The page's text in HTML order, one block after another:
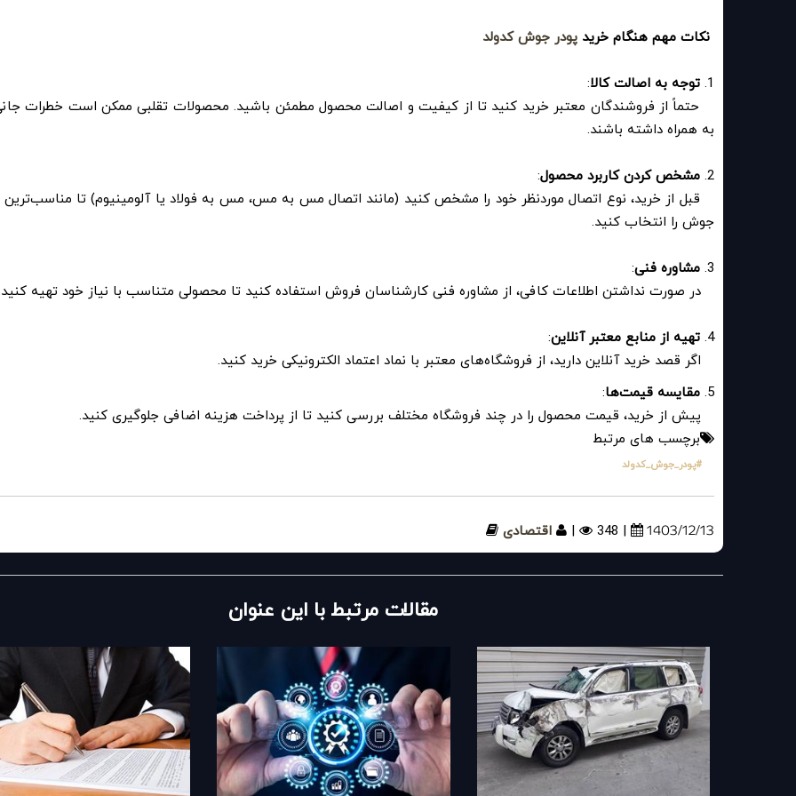
نکات مهم هنگام خرید پودر جوش کدولد
1. توجه به اصالت کالا:
حتماً از فروشندگان معتبر خرید کنید تا از کیفیت و اصالت محصول مطمئن باشید. محصولات تقلبی ممکن است خطرات
به همراه داشته باشند.
2. مشخص کردن کاربرد محصول:
قبل از خرید، نوع اتصال موردنظر خود را مشخص کنید (مانند اتصال مس به مس، مس به فولاد یا آلومینیوم) تا مناسب‌ترین
جوش را انتخاب کنید.
3. مشاوره فنی:
در صورت نداشتن اطلاعات کافی، از مشاوره فنی کارشناسان فروش استفاده کنید تا محصولی متناسب با نیاز خود تهیه
4. تهیه از منابع معتبر آنلاین:
اگر قصد خرید آنلاین دارید، از فروشگاه‌های معتبر با نماد اعتماد الکترونیکی خرید کنید.
5. مقایسه قیمت‌ها:
پیش از خرید، قیمت محصول را در چند فروشگاه مختلف بررسی کنید تا از پرداخت هزینه اضافی جلوگیری کنید.
برچسب های مرتبط
#پودر_جوش_کدولد
1403/12/13
| 348
| اقتصادی
مقالات مرتبط با این عنوان